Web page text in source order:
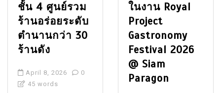
ชั้น 4 ศูนย์รวม
ร้านอร่อยระดับ
ตำนานกว่า 30
ร้านดัง
April 8, 2026
0
45 words
ในงาน Royal
Project
Gastronomy
Festival 2026
@ Siam
Paragon